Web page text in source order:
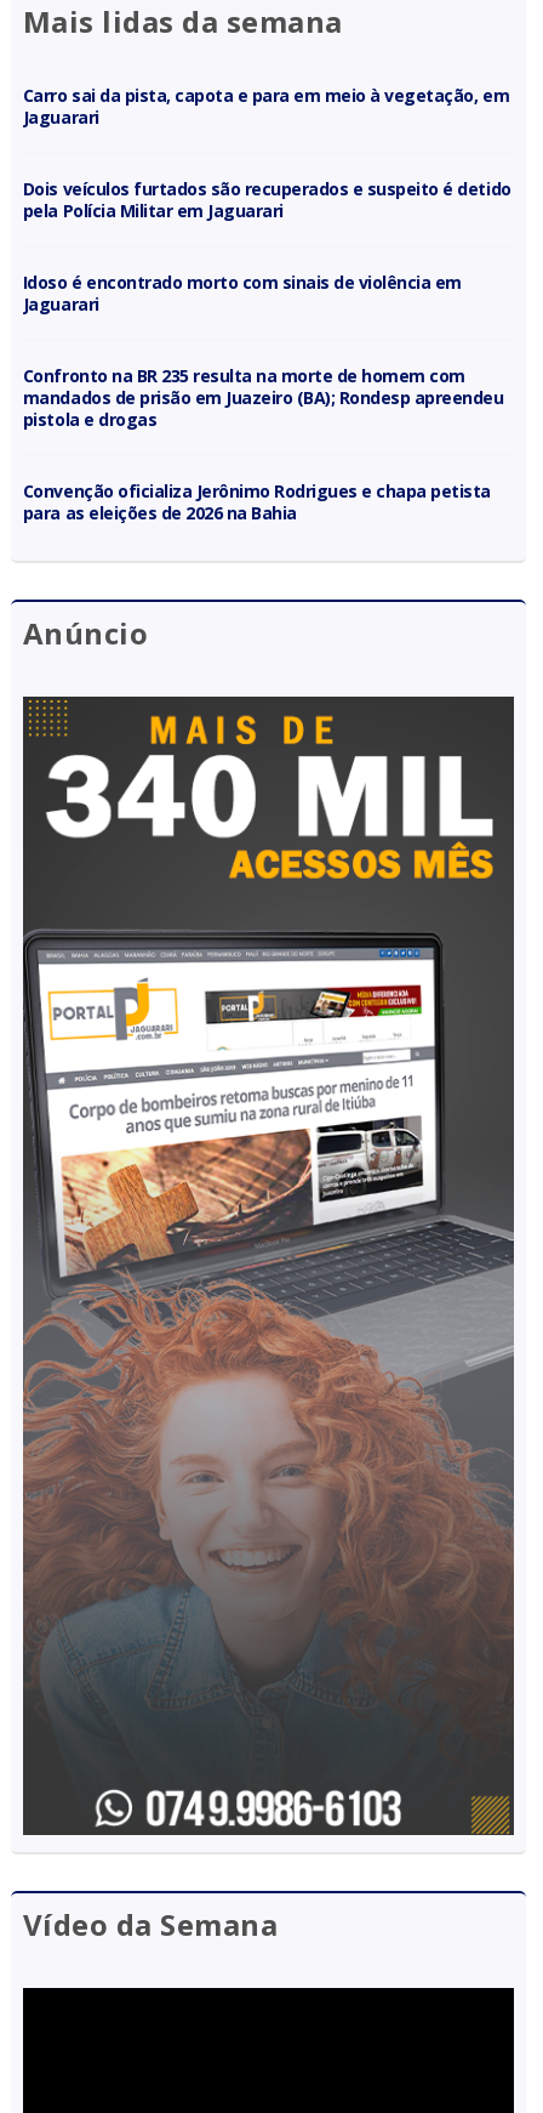
Mais lidas da semana
Carro sai da pista, capota e para em meio à vegetação, em
Jaguarari
Dois veículos furtados são recuperados e suspeito é detido
pela Polícia Militar em Jaguarari
Idoso é encontrado morto com sinais de violência em
Jaguarari
Confronto na BR 235 resulta na morte de homem com
mandados de prisão em Juazeiro (BA); Rondesp apreendeu
pistola e drogas
Convenção oficializa Jerônimo Rodrigues e chapa petista
para as eleições de 2026 na Bahia
Anúncio
Vídeo da Semana